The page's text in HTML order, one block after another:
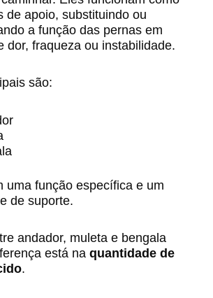
de apoio, substituindo ou
a função das pernas em
dor, fraqueza ou instabilidade.
são:
uma função específica e um
de suporte.
andador, muleta e bengala
está na quantidade de
.